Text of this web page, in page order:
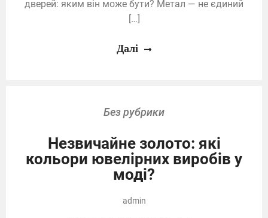
дверей: яким він може бути? Метал — не єдиний
[…]
Далі
Без рубрики
Незвичайне золото: які
кольори ювелірних виробів у
моді?
admin